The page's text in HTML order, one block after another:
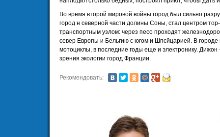
Во время второй мировой войны город был сильно
город н северной части долины Соны, стал центром
транспортным узлом: через песо проходят
север Европы и Бельгию с югом и Шпсйцарией. В городе
мотоциклы, в последние годы еще и электронику.
зрения экологии город Франции.
Рекомендовать: